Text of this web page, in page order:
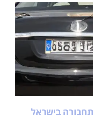
בישראל